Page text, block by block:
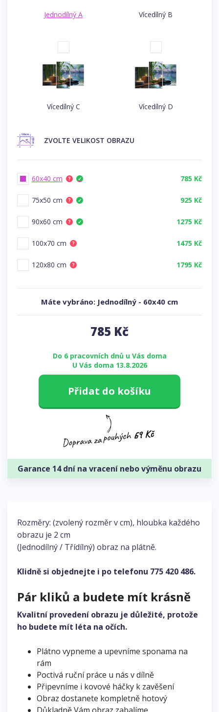
Rozměry: (zvolený rozměr v cm), hloubka každého
obrazu je 2 cm
(Jednodílný / Třídílný) obraz na plátně.
Klidně si objednejte i po telefonu 775 420 486.
Pár kliků a budete mít krásně
Kvalitní provedení obrazu je důležité, protože
ho budete mít léta na očích.
Plátno vypneme a upevníme sponama na
rám
Poctivá ruční práce u nás v dílně
Připevníme i kovové háčky k zavěšení
Obraz dostanete kompletně hotový
Jednodílný A Vícedílný B
Vícedílný C Vícedílný D
ZVOLTE VELIKOST OBRAZU
60x40 cm ? ✓ 785 Kč
75x50 cm ? ✓ 925 Kč
90x60 cm ? ✓ 1275 Kč
100x70 cm ? 1475 Kč
120x80 cm ? 1795 Kč
Máte vybráno: Jednodílný - 60x40 cm
785 Kč
Do 6 pracovních dnů u Vás doma
U Vás doma 13.8.2026
Přidat do košíku
Garance 14 dní na vracení nebo výměnu obrazu